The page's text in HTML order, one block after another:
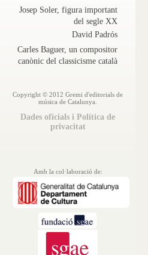
Josep Soler, figura important
del segle XX
David Padrós
Carles Baguer, un compositor
canònic del classicisme català
Copyright © 2012 Gremi d'editorials de
música de Catalunya.
Dades oficials i Política de
privacitat
Amb la col·laboració de: